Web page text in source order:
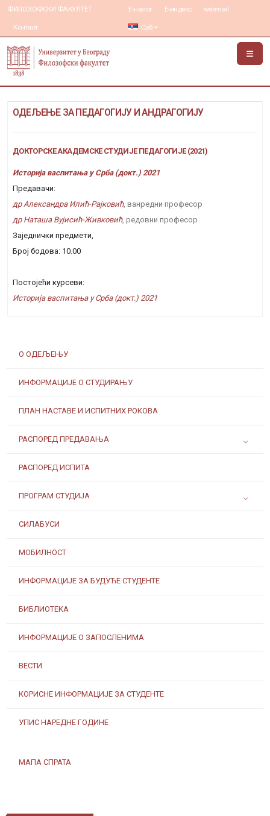
ФИЛОЗОФСКИ ФАКУЛТЕТ
Контакт
Е-налог Е-индекс webmail
Срб
О ОДЕЉЕЊУ
ИНФОРМАЦИЈЕ О СТУДИРАЊУ
ПЛАН НАСТАВЕ И ИСПИТНИХ РОКОВА
РАСПОРЕД ПРЕДАВАЊА
РАСПОРЕД ИСПИТА
ПРОГРАМ СТУДИЈА
СИЛАБУСИ
МОБИЛНОСТ
ИНФОРМАЦИЈЕ ЗА БУДУЋЕ СТУДЕНТЕ
БИБЛИОТЕКА
ИНФОРМАЦИЈЕ О ЗАПОСЛЕНИМА
ВЕСТИ
КОРИСНЕ ИНФОРМАЦИЈЕ ЗА СТУДЕНТЕ
УПИС НАРЕДНЕ ГОДИНЕ
МАПА СПРАТА
ОДЕЉЕЊЕ ЗА ПЕДАГОГИЈУ И АНДРАГОГИЈУ
ДОКТОРСКЕ АКАДЕМСКЕ СТУДИЈЕ ПЕДАГОГИЈЕ (2021)
Историја васпитања у Срба (докт.) 2021
Предавачи:
др Александра Илић-Рајковић, ванредни професор
др Наташа Вујисић-Живковић, редовни професор
Заједнички предмети,
Број бодова: 10.00
Постојећи курсеви:
Историја васпитања у Срба (докт.) 2021